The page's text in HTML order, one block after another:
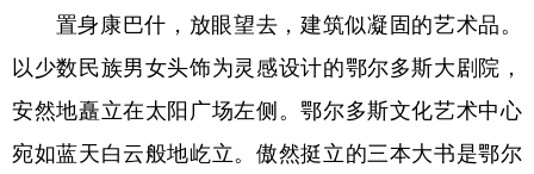
置身康巴什，放眼望去，建筑似凝固的艺术品。
以少数民族男女头饰为灵感设计的鄂尔多斯大剧院，
安然地矗立在太阳广场左侧。鄂尔多斯文化艺术中心
宛如蓝天白云般地屹立。傲然挺立的三本大书是鄂尔